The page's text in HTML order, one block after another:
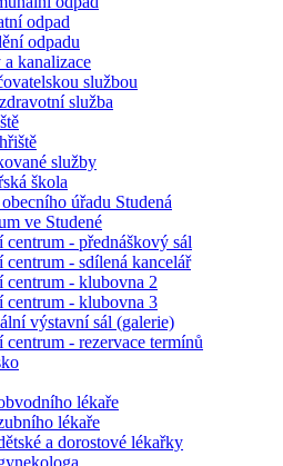
odpad
odpadu
kanalizace
službou
služba
služby
škola
úřadu Studená
ve Studené
- přednáškový sál
- sdílená kancelář
centrum - klubovna 2
centrum - klubovna 3
výstavní sál (galerie)
- rezervace termínů
lékaře
lékaře
a dorostové lékařky